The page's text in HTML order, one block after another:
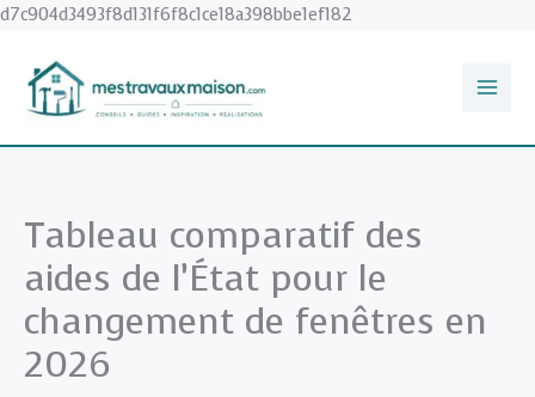
d7c904d3493f8d131f6f8c1ce18a398bbe1ef182
Tableau comparatif des
aides de l’État pour le
changement de fenêtres en
2026